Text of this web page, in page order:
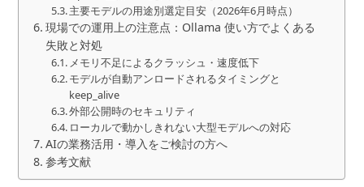
主要モデルの用途別選定目安（2026年6月時点）
現場での運用上の注意点：Ollama 使い方でよくある
失敗と対処
メモリ不足によるクラッシュ・速度低下
モデルが自動アンロードされるタイミングと
keep_alive
外部公開時のセキュリティ
ローカルで動かしきれない大型モデルへの対応
AIの業務活用・導入をご検討の方へ
参考文献